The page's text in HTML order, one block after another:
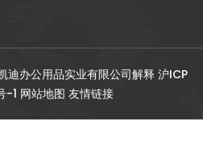
办公用品实业有限公司解释 沪ICP
-1 网站地图 友情链接